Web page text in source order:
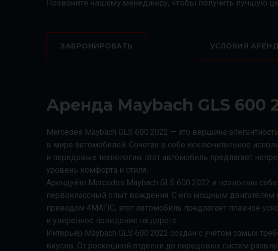
ЗАБРОНИРОВАТЬ
Mercedes Maybach GLS 600 2022 — это вершина
в мире автомобилей. Сочетая в себе исключительное
и передовые технологии, этот автомобиль предлагает
уровень комфорта и стиля.
Арендуйте Mercedes Maybach GLS 600 2022 и позвольте
первоклассный опыт вождения. С его мощным двигателем
приводом 4MATIC, этот автомобиль предлагает плавное
и уверенное поведение на дороге.
Интерьер Maybach GLS 600 2022 создан с учетом самых
вкусов. От роскошной отделки до передовых систем
УСЛОВИЯ
Аренда Maybach GLS 600
Позвоните нашему менеджеру, чтобы получить лучшую